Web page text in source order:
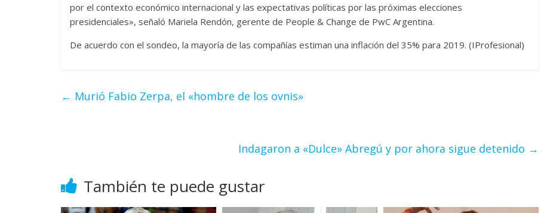
por el contexto económico internacional y las expectativas políticas por las próximas elecciones
presidenciales», señaló Mariela Rendón, gerente de People & Change de PwC Argentina.
De acuerdo con el sondeo, la mayoría de las compañías estiman una inflación del 35% para 2019. (IProfesional)
← Murió Fabio Zerpa, el «hombre de los ovnis»
Indagaron a «Dulce» Abregú y por ahora sigue detenido →
También te puede gustar